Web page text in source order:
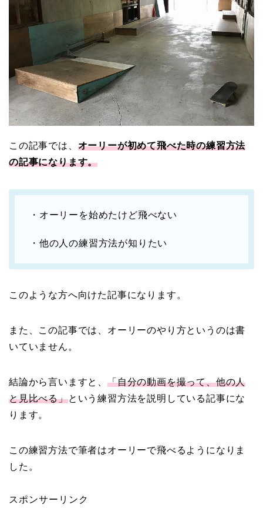
この記事では、 オーリーが初めて飛べた時の練習方法
の記事になります。
・オーリーを始めたけど飛べない
・他の人の練習方法が知りたい
このような方へ向けた記事になります。
また、この記事では、オーリーのやり方というのは書
いていません。
結論から言いますと、 「自分の動画を撮って、他の人
と見比べる」という練習方法を説明している記事にな
ります。
この練習方法で筆者はオーリーで飛べるようになりま
した。
スポンサーリンク